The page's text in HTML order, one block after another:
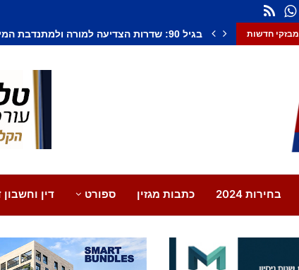
מבזקי חדשות חשד לחיסול בנתיבות: אדם נורה למוות, צעיר
בחירות 2024 כתבות מגזין ספורט דין וחשבון